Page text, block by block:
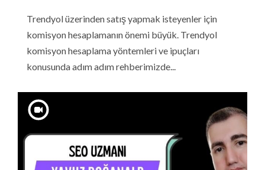
Trendyol üzerinden satış yapmak isteyenler için
komisyon hesaplamanın önemi büyük. Trendyol
komisyon hesaplama yöntemleri ve ipuçları
konusunda adım adım rehberimizde...